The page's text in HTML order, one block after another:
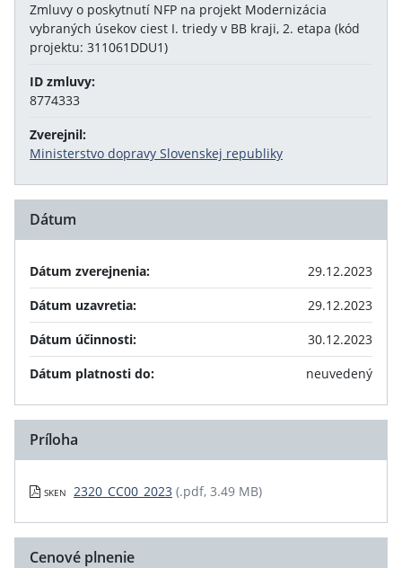
Zmluvy o poskytnutí NFP na projekt Modernizácia
vybraných úsekov ciest I. triedy v BB kraji, 2. etapa (kód
projektu: 311061DDU1)
ID zmluvy:
8774333
Zverejnil:
Ministerstvo dopravy Slovenskej republiky
Dátum
Dátum zverejnenia:
29.12.2023
Dátum uzavretia:
29.12.2023
Dátum účinnosti:
30.12.2023
Dátum platnosti do:
neuvedený
Príloha
SKEN 2320_CC00_2023 (.pdf, 3.49 MB)
Cenové plnenie